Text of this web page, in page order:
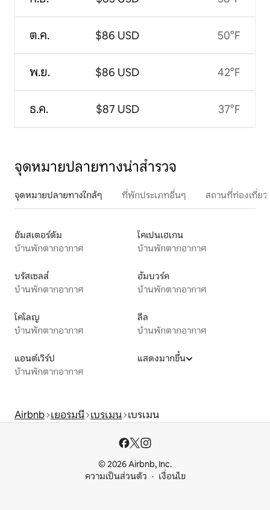
ต.ค.
พ.ย.
ธ.ค.
$86 USD
$86 USD
$87 USD
50°F
42°F
37°F
จุดหมายปลายทางน่าสำรวจ
จุดหมายปลายทางใกล้ๆ ที่พักประเภทอื่นๆ สถานที่ท่องเที่ย
อัมสเตอร์ดัม
บ้านพักตากอากาศ
โคเปนเฮเกน
บ้านพักตากอากาศ
บรัสเซลส์
บ้านพักตากอากาศ
ฮัมบวร์ค
บ้านพักตากอากาศ
โคโลญ
บ้านพักตากอากาศ
ลีล
บ้านพักตากอากาศ
แอนต์เวิร์ป
บ้านพักตากอากาศ
แสดงมากขึ้น
Airbnb เยอรมนี เบรเมน เบรเมน
© 2026 Airbnb, Inc.
ความเป็นส่วนตัว
เงื่อนไข